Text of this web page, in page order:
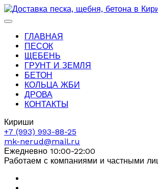
ГЛАВНАЯ
ПЕСОК
ЩЕБЕНЬ
ГРУНТ И ЗЕМЛЯ
БЕТОН
КОЛЬЦА ЖБИ
ДРОВА
КОНТАКТЫ
Кириши
+7 (993) 993-88-25
mk-nerud@mail.ru
Ежедневно 10:00-22:00
Работаем с компаниями и частными